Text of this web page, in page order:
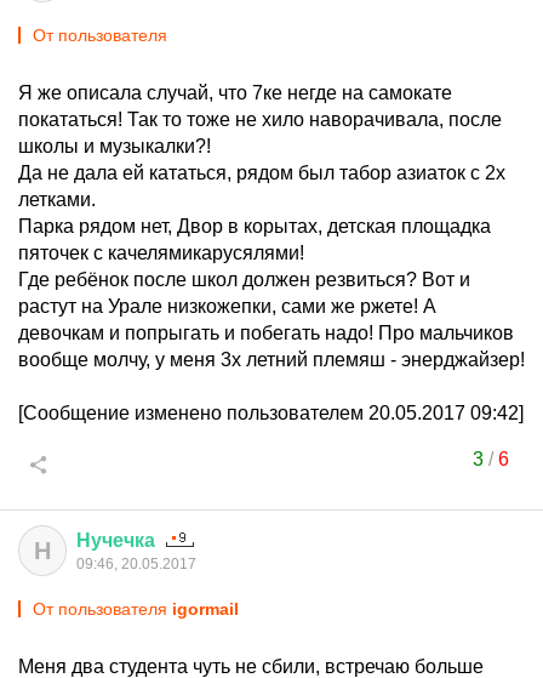
От пользователя
Я же описала случай, что 7ке негде на самокате
покататься! Так то тоже не хило наворачивала, после
школы и музыкалки?!
Да не дала ей кататься, рядом был табор азиаток с 2х
летками.
Парка рядом нет, Двор в корытах, детская площадка
пяточек с качелямикарусялями!
Где ребёнок после школ должен резвиться? Вот и
растут на Урале низкожепки, сами же ржете! А
девочкам и попрыгать и побегать надо! Про мальчиков
вообще молчу, у меня 3х летний племяш - энерджайзер!
[Сообщение изменено пользователем 20.05.2017 09:42]
3/6
Н Нучечка
09:46, 20.05.2017
От пользователя igormail
Меня два студента чуть не сбили, встречаю больше